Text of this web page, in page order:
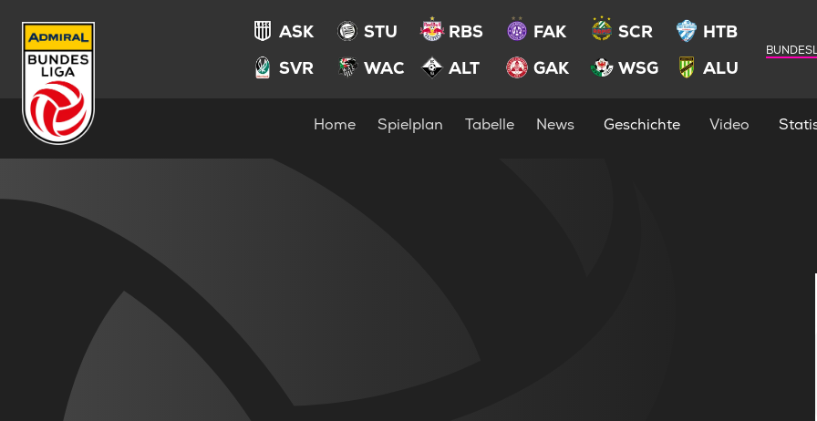
ASK STU RBS FAK SCR
HTB
SVR
WAC ALT GAK WSG ALU
Home Spielplan Tabelle News Geschichte Video